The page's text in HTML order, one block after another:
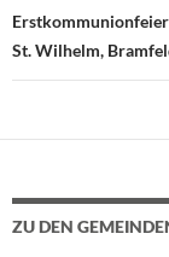
St. Wilhelm,
ZU DEN